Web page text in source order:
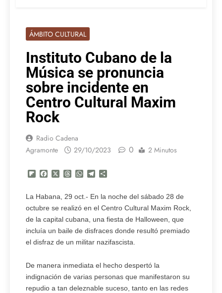
ÁMBITO CULTURAL
Instituto Cubano de la
Música se pronuncia
sobre incidente en
Centro Cultural Maxim
Rock
Radio Cadena
Agramonte
29/10/2023 0 2 Minutos
Flipboard
FacebookThreadsWhatsApp
Telegram
La Habana, 29 oct.- En la noche del sábado 28 de
octubre se realizó en el Centro Cultural Maxim Rock,
de la capital cubana, una fiesta de Halloween, que
incluía un baile de disfraces donde resultó premiado
el disfraz de un militar nazifascista.
De manera inmediata el hecho despertó la
indignación de varias personas que manifestaron su
repudio a tan deleznable suceso, tanto en las redes